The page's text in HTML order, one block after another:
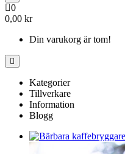
0
0,00 kr
Din varukorg är tom!
Kategorier
Tillverkare
Information
Blogg